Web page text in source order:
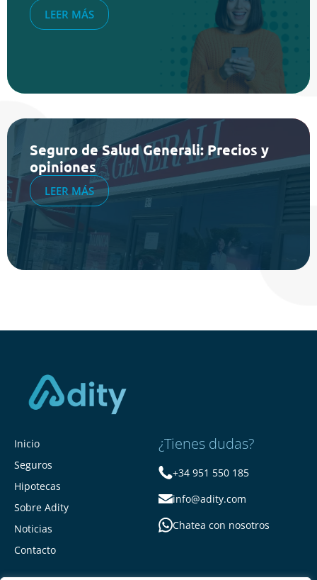
LEER MÁS
Seguro de Salud Generali: Precios y
opiniones
LEER MÁS
Inicio
Seguros
Hipotecas
Sobre Adity
Noticias
Contacto
¿Tienes dudas?
+34 951 550 185
info@adity.com
Chatea con nosotros